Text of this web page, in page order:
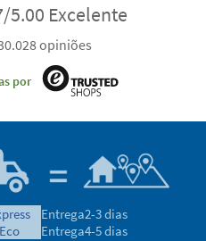
5.00 Excelente
opiniões
por
eco
Entrega2-3 dias
Entrega4-5 dias